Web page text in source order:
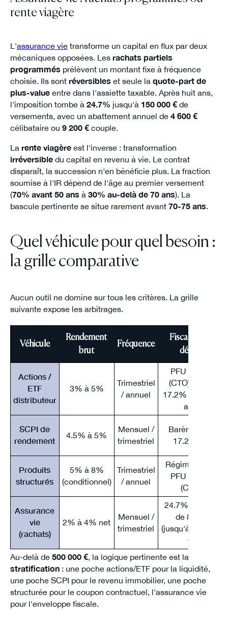
rente viagère
L'assurance vietransforme un capital en flux par deux
mécaniques opposées. Les rachats partiels
programmés prélèvent un montant fixe à fréquence
choisie. Ils sont réversibles et seule la quote-part de
plus-valueentre dans l'assiette taxable. Après huit ans,
l'imposition tombe à 24.7% jusqu'à 150 000 €de
versements, avec un abattement annuel de 4 600 €
célibataire ou 9 200 €couple.
La rente viagèreest l'inverse : transformation
irréversibledu capital en revenu à vie. Le contrat
disparaît, la succession n'en bénéficie plus. La fraction
soumise à l'IR dépend de l'âge au premier versement
(70% avant 50 ans à 30% au-delà de 70 ans). La
bascule pertinente se situe rarement avant 70-75 ans.
Quel véhicule pour quel besoin :
la grille comparative
Aucun outil ne domine sur tous les critères. La grille
suivante expose les arbitrages.
Véhicule
Rendement
brut
Fréquence
Fiscalité par
défaut
Actions /
ETF
distributeur
3% à 5%
Trimestriel
/ annuel
PFU 31.4%
(CTO) ou PS
17.2% (PEA > 5
ans)
SCPI de
rendement
4.5% à 5%
Mensuel /
trimestriel
Barème IR +
17.2% PS
Produits
structurés
5% à 8%
(conditionnel)
Trimestriel
/ annuel
Régime AV ou
PFU 31.4%
(CTO)
Assurance
vie
(rachats)
2% à 4% net
Mensuel /
trimestriel
24.7% au-delà
de 8 ans
(jusqu'à 150 000
€)
Au-delà de 500 000 €, la logique pertinente est la
stratification: une poche actions/ETF pour la liquidité,
une poche SCPI pour le revenu immobilier, une poche
structurée pour le coupon contractuel, l'assurance vie
pour l'enveloppe fiscale.